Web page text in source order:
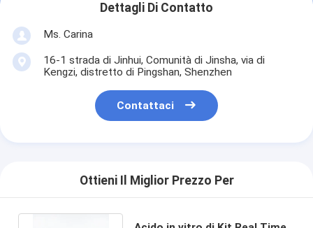
Dettagli Di Contatto
Ms. Carina
16-1 strada di Jinhui, Comunità di Jinsha, via di
Kengzi, distretto di Pingshan, Shenzhen
Contattaci
Ottieni Il Miglior Prezzo Per